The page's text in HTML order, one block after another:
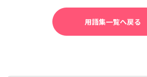
用語集一覧へ戻る